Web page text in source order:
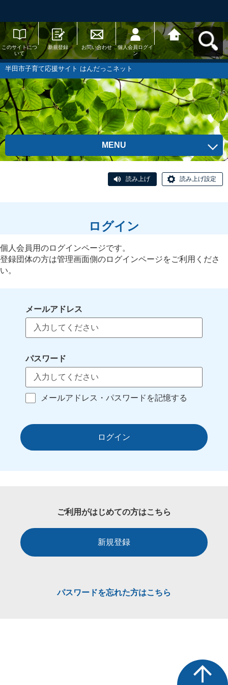
このサイトにつ
いて
新規登録 お問い合わせ
個人会員ログイ
ン
半田市子育て応
援サイト はんだ
っこネットへ戻
半田市子育て応援サイト はんだっこネット
MENU
読み上げ 読み上げ設定
ログイン
個人会員用のログインページです。
登録団体の方は管理画面側のログインページをご利用くださ
い。
メールアドレス
パスワード
メールアドレス・パスワードを記憶する
ログイン
ご利用がはじめての方はこちら
新規登録
パスワードを忘れた方はこちら